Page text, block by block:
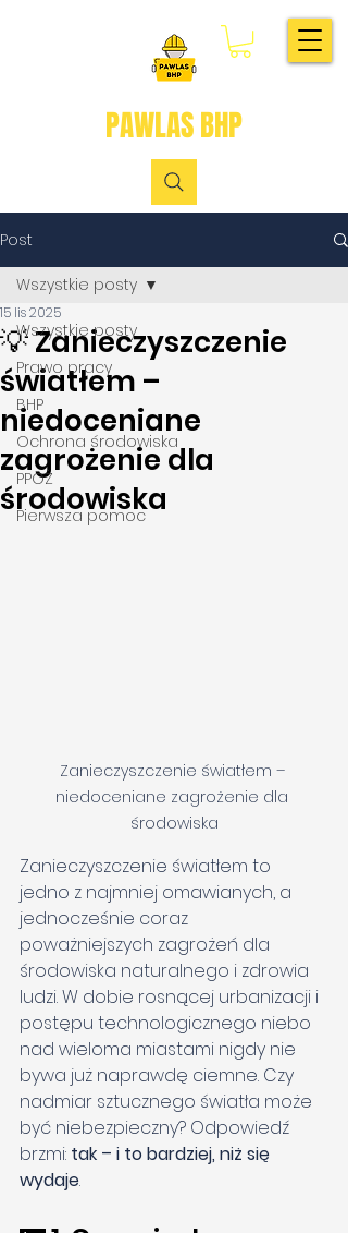
PAWLAS BHP
Post
Wszystkie posty
Prawo pracy
BHP
Ochrona środowiska
PPOŻ
Pierwsza pomoc
Wszystkie posty
💡 Zanieczyszczenie
światłem –
niedoceniane
zagrożenie dla
środowiska
15 lis 2025
Zanieczyszczenie światłem –
niedoceniane zagrożenie dla
środowiska
Zanieczyszczenie światłem to
jedno z najmniej omawianych, a
jednocześnie coraz
poważniejszych zagrożeń dla
środowiska naturalnego i zdrowia
ludzi. W dobie rosnącej urbanizacji i
postępu technologicznego niebo
nad wieloma miastami nigdy nie
bywa już naprawdę ciemne. Czy
nadmiar sztucznego światła może
być niebezpieczny? Odpowiedź
brzmi: tak – i to bardziej, niż się
wydaje.